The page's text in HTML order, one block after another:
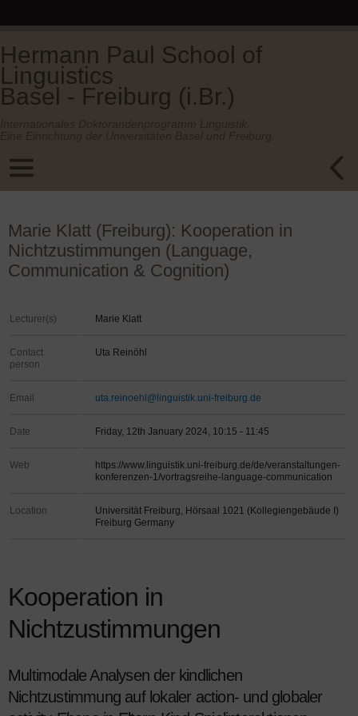
Hermann Paul School of
Linguistics
Basel - Freiburg (i.Br.)
Marie Klatt (Freiburg): Kooperation in
Nichtzustimmungen (Language,
Communication & Cognition)
Lecturer(s) Marie Klatt
Contact
person
Uta Reinöhl
Email uta.reinoehl@linguistik.uni-freiburg.de
Date Friday, 12th January 2024, 10:15 - 11:45
Web
https://www.linguistik.uni-freiburg.de/de/veranstaltungen-
konferenzen-1/vortragsreihe-language-communication
Location
Universität Freiburg, Hörsaal 1021 (Kollegiengebäude I)
Freiburg Germany
Kooperation in
Nichtzustimmungen
Multimodale Analysen der kindlichen
Nichtzustimmung auf lokaler action- und globaler